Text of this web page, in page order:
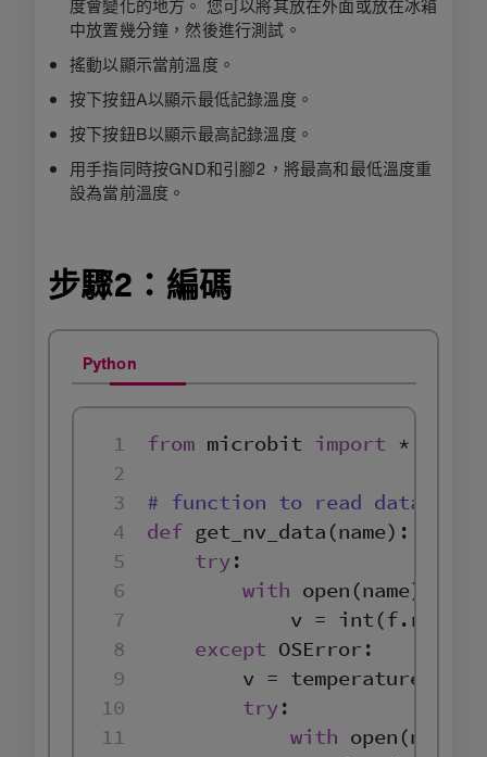
度會變化的地方。 您可以將其放在外面或放在冰箱
中放置幾分鐘，然後進行測試。
搖動以顯示當前溫度。
按下按鈕A以顯示最低記錄溫度。
按下按鈕B以顯示最高記錄溫度。
用手指同時按GND和引腳2，將最高和最低溫度重
設為當前溫度。
步驟2：編碼
Python
1 from microbit import
2
3
# function to read data
4
def get_nv_data (name):
5
try
6
with open (name)
7
            v =
int
8
except
9
10
try
11
with open (name,